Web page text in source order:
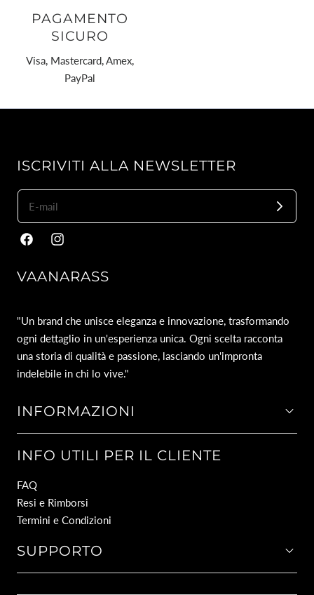
PAGAMENTO
SICURO
Visa, Mastercard, Amex,
PayPal
VAANARASS
"Un brand che unisce eleganza e innovazione, trasformando
ogni dettaglio in un'esperienza unica. Ogni scelta racconta
una storia di qualità e passione, lasciando un'impronta
indelebile in chi lo vive."
INFORMAZIONI
INFO UTILI PER IL CLIENTE
FAQ
Resi e Rimborsi
Termini e Condizioni
SUPPORTO
ISCRIVITI ALLA NEWSLETTER
FacebookInstagram